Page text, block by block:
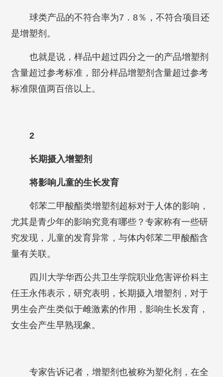
球类产品的不符合率为7．8％，不符合项目还
是增塑剂。
也就是说，样品中超过四分之一的产品增塑剂
含量超过参考标准，部分样品增塑剂含量超过参考
标准限值两百倍以上。
2
长期摄入增塑剂
将影响儿童的生长发育
邻苯二甲酸酯类增塑剂超标对于人体的影响，
尤其是青少年的影响究竟有哪些？专家称有一些研
究发现，儿童的发育异常，与体内邻苯二甲酸酯含
量有关联。
四川大学华西公共卫生学院职业危害评价科主
任王永伟表示，研究表明，长期摄入增塑剂，对于
男生会产生类似于雌激素的作用，影响生长发育，
女生会产生早熟现象。
专家告诉记者，增塑剂也被称为塑化剂，在全